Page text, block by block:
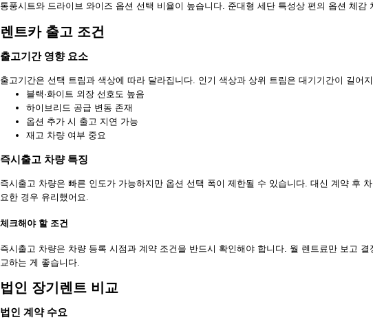
통풍시트와 드라이브 와이즈 옵션 선택 비율이 높습니다. 준대형 세단 특성상 편의 옵션 체감
렌트카 출고 조건
출고기간 영향 요소
출고기간은 선택 트림과 색상에 따라 달라집니다. 인기 색상과 상위 트림은 대기기간이 길어
블랙·화이트 외장 선호도 높음
하이브리드 공급 변동 존재
옵션 추가 시 출고 지연 가능
재고 차량 여부 중요
즉시출고 차량 특징
즉시출고 차량은 빠른 인도가 가능하지만 옵션 선택 폭이 제한될 수 있습니다. 대신 계약 후
요한 경우 유리했어요.
체크해야 할 조건
즉시출고 차량은 차량 등록 시점과 계약 조건을 반드시 확인해야 합니다. 월 렌트료만 보고
교하는 게 좋습니다.
법인 장기렌트 비교
법인 계약 수요